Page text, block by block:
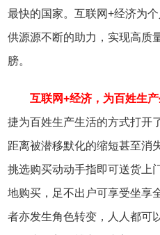
最快的国家。互联网+经济为
供源源不断的助力，实现高质
膀。
互联网+经济，为百姓生
捷为百姓生产生活的方式打开
距离被潜移默化的缩短甚至消
挑选购买动动手指即可送货上
地购买，足不出户可享受坐享
者亦发生角色转变，人人都可